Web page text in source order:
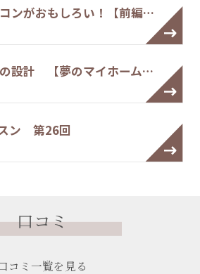
ンがおもしろい！【前編…
設計 【夢のマイホーム…
ン 第26回
口コミ
コミ一覧を見る